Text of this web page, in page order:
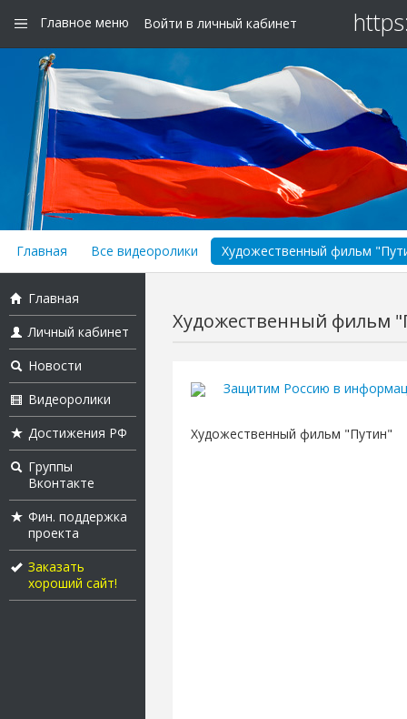
Главное меню Войти в личный кабинет
Главная Все видеоролики Художественный фильм
Главная
Личный кабинет
Новости
Видеоролики
Достижения РФ
Группы
Вконтакте
Фин. поддержка
проекта
Заказать
хороший сайт!
Художественный фильм
Защитим Россию в
Художественный фильм "Путин"